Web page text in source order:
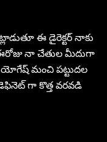
ఈ డైరెక్టర్ నాకు
నా చేతుల మీదుగా
మంచి పట్టుదల
గా కొత్త వరవడి